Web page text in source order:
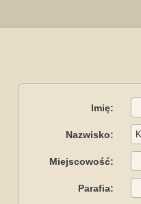
Imię:
Nazwisko:
Miejscowość:
Parafia: